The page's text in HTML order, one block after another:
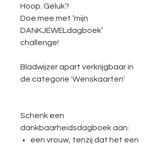
Hoop. Geluk?
Doe mee met ‘mijn
DANKJEWELdagboek’
challenge!
Bladwijzer apart verkrijgbaar in
de categorie 'Wenskaarten'
Schenk een
dankbaarheidsdagboek aan:
een vrouw, tenzij dat het een